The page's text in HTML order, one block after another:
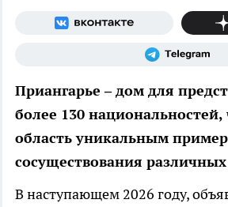
Приангарье – дом для
более 130 национальностей,
область уникальным
сосуществования различных
В наступающем 2026 году,